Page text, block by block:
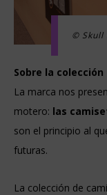
© Skull
Sobre la colección
La marca nos
motero: las
son el principio al
futuras.
La colección de